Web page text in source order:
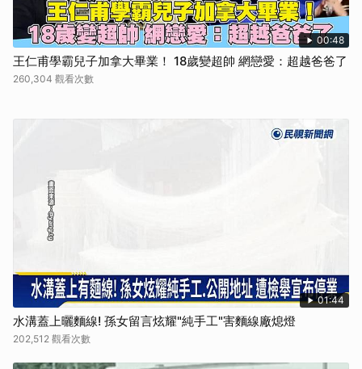
00:48
王仁甫學霸兒子加拿大畢業！ 18歲變超帥 網戀愛：超越爸爸了
260,304 觀看次數
01:44
水溝蓋上曬麵線! 孫女留言炫耀"純手工"害麵線廠熄燈
202,512 觀看次數